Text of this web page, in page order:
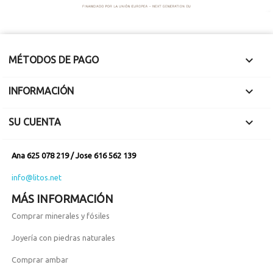
MÉTODOS DE PAGO 
INFORMACIÓN 
SU CUENTA 
Ana 625 078 219 / Jose 616 562 139
info@litos.net
MÁS INFORMACIÓN
Comprar minerales y fósiles
Joyería con piedras naturales
Comprar ambar